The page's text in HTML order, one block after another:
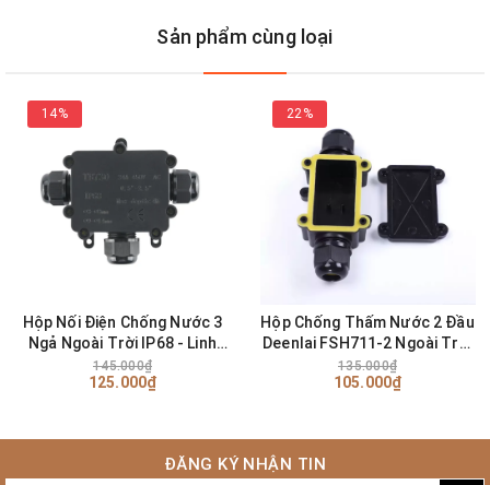
Sản phẩm cùng loại
14%
Hộp Nối Điện Chống Nước 3
Ngả Ngoài Trời IP68 - Linh
kiện đèn led Zalaa
145.000₫
125.000₫
22%
Hộp Chống Thấm Nước 2 Đầu
Deenlai FSH711-2 Ngoài Trời
IP68 - Linh kiện đèn led Zalaa
135.000₫
105.000₫
ĐĂNG KÝ NHẬN TIN